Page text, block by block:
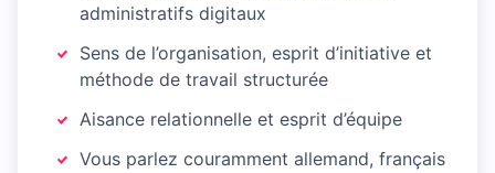
administratifs digitaux
Sens de l’organisation, esprit d’initiative et
méthode de travail structurée
Aisance relationnelle et esprit d’équipe
Vous parlez couramment allemand, français